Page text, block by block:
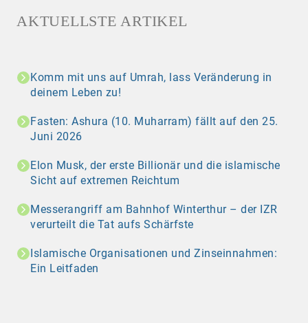
AKTUELLSTE ARTIKEL
Komm mit uns auf Umrah, lass Veränderung in
deinem Leben zu!
Fasten: Ashura (10. Muharram) fällt auf den 25.
Juni 2026
Elon Musk, der erste Billionär und die islamische
Sicht auf extremen Reichtum
Messerangriff am Bahnhof Winterthur – der IZR
verurteilt die Tat aufs Schärfste
Islamische Organisationen und Zinseinnahmen:
Ein Leitfaden